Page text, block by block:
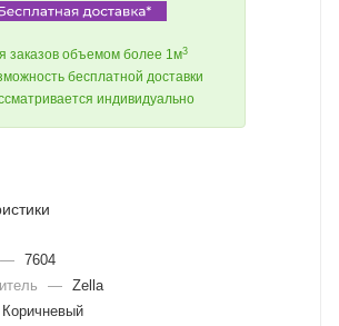
заказов объемом более 1м3
бесплатной доставки
индивидуально
— 7604
— Zella
Коричневый